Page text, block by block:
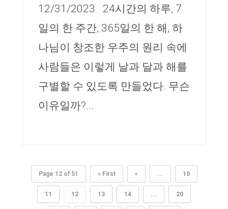
12/31/2023 24시간의 하루, 7
일의 한 주간, 365일의 한 해, 하
나님이 창조한 우주의 원리 속에
사람들은 이렇게 날과 달과 해를
구별할 수 있도록 만들었다. 무슨
이유일까?...
Page 12 of 51 « First « ... 10
11 12 13 14 ... 20